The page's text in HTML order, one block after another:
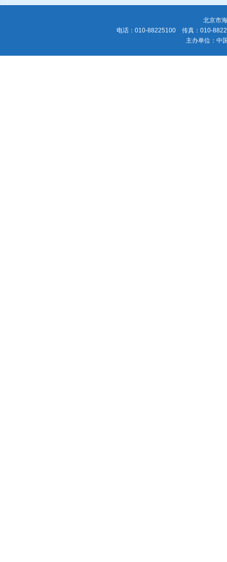
北京市
电话：010-88225100 传真：010-
主办单位：中